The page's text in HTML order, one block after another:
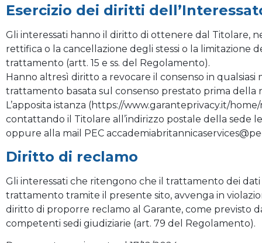
Esercizio dei diritti
Gli interessati hanno il diritto di ottenere dal Titolare,
rettifica o la cancellazione degli stessi o la limitazione
trattamento (artt. 15 e ss. del Regolamento).
Hanno altresì diritto a revocare il consenso in
trattamento basata sul consenso prestato prima della
L’apposita istanza (https://www.garanteprivacy.it/
contattando il Titolare all’indirizzo postale della sede
oppure alla mail PEC
Diritto di reclamo
Gli interessati che ritengono che il trattamento dei
trattamento tramite il presente sito, avvenga in
diritto di proporre reclamo al Garante, come previsto
competenti sedi giudiziarie (art. 79 del Regolamento).